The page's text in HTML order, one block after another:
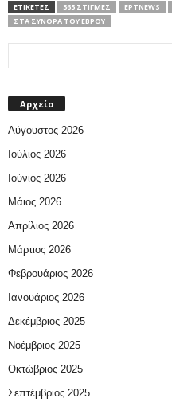
ΕΤΙΚΕΤΕΣ 365 ΣΤΙΓΜΈΣ ΕΡΤNEWS
ΣΤΑ ΣΎΝΟΡΑ ΤΟΥ ΈΒΡΟΥ
Αρχείο
Αύγουστος 2026
Ιούλιος 2026
Ιούνιος 2026
Μάιος 2026
Απρίλιος 2026
Μάρτιος 2026
Φεβρουάριος 2026
Ιανουάριος 2026
Δεκέμβριος 2025
Νοέμβριος 2025
Οκτώβριος 2025
Σεπτέμβριος 2025